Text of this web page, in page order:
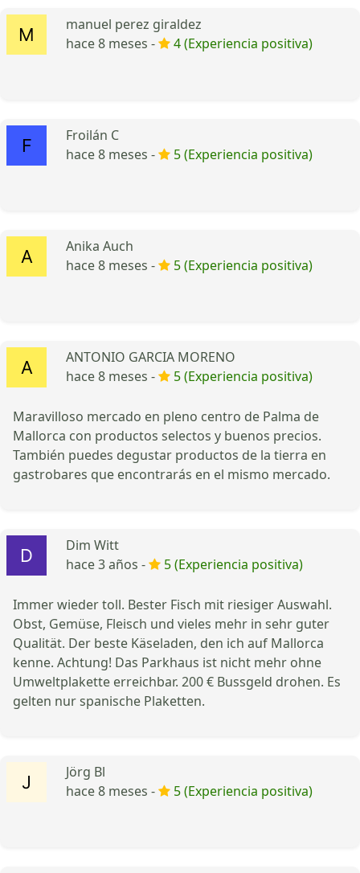
manuel perez giraldez
hace 8 meses -
4 (Experiencia positiva)
Froilán C
hace 8 meses -
5 (Experiencia positiva)
Anika Auch
hace 8 meses -
5 (Experiencia positiva)
ANTONIO GARCIA MORENO
hace 8 meses -
5 (Experiencia positiva)
Maravilloso mercado en pleno centro de Palma de
Mallorca con productos selectos y buenos precios.
También puedes degustar productos de la tierra en
gastrobares que encontrarás en el mismo mercado.
Dim Witt
hace 3 años -
5 (Experiencia positiva)
Immer wieder toll. Bester Fisch mit riesiger Auswahl.
Obst, Gemüse, Fleisch und vieles mehr in sehr guter
Qualität. Der beste Käseladen, den ich auf Mallorca
kenne. Achtung! Das Parkhaus ist nicht mehr ohne
Umweltplakette erreichbar. 200 € Bussgeld drohen. Es
gelten nur spanische Plaketten.
Jörg Bl
hace 8 meses -
5 (Experiencia positiva)